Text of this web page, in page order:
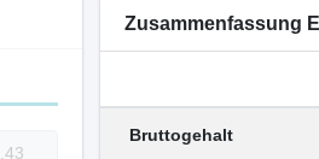
Zusammenfassung
Bruttogehalt